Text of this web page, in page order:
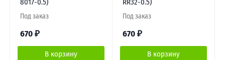
Под заказ
670 ₽
В корзину
Под заказ
670 ₽
В корзину